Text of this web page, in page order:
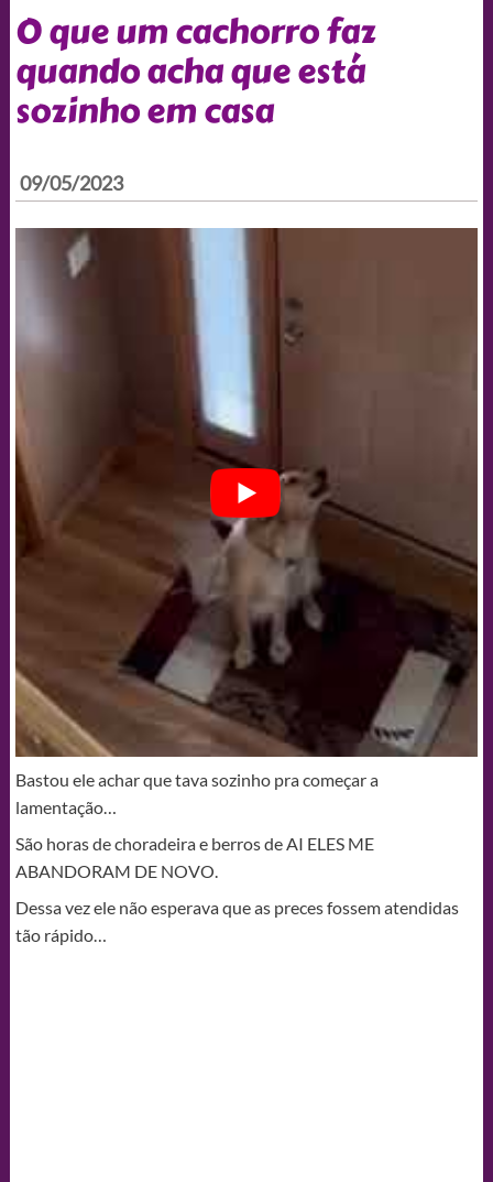
O que um cachorro faz
quando acha que está
sozinho em casa
09/05/2023
Bastou ele achar que tava sozinho pra começar a
lamentação…
São horas de choradeira e berros de AI ELES ME
ABANDORAM DE NOVO.
Dessa vez ele não esperava que as preces fossem atendidas
tão rápido…